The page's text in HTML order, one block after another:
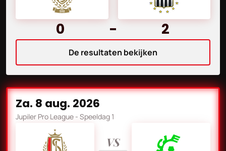
0 - 2
De resultaten bekijken
za. 8 aug. 2026
Jupiler Pro League - Speeldag 1
VS